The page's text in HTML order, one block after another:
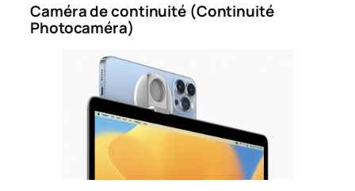
Caméra de continuité (Continuité
Photocaméra)